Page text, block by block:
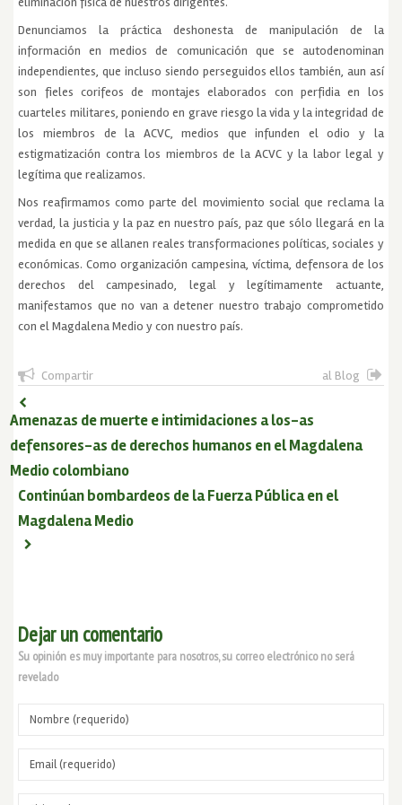
Denunciamos la práctica deshonesta de manipulación de la
información en medios de comunicación que se autodenominan
independientes, que incluso siendo perseguidos ellos también, aun así
son fieles corifeos de montajes elaborados con perfidia en los
cuarteles militares, poniendo en grave riesgo la vida y la integridad de
los miembros de la ACVC, medios que infunden el odio y la
estigmatización contra los miembros de la ACVC y la labor legal y
legítima que realizamos.
Nos reafirmamos como parte del movimiento social que reclama la
verdad, la justicia y la paz en nuestro país, paz que sólo llegará en la
medida en que se allanen reales transformaciones políticas, sociales y
económicas. Como organización campesina, víctima, defensora de los
derechos del campesinado, legal y legítimamente actuante,
manifestamos que no van a detener nuestro trabajo comprometido
con el Magdalena Medio y con nuestro país.
Compartir al Blog
Amenazas de muerte e intimidaciones a los-as
defensores-as de derechos humanos en el Magdalena
Medio colombiano
Continúan bombardeos de la Fuerza Pública en el
Magdalena Medio
Dejar un comentario
Su opinión es muy importante para nosotros, su correo electrónico no será
revelado